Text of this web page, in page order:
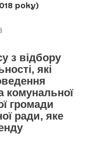
року)
з відбору
які
комунальної
громади
ради, яке